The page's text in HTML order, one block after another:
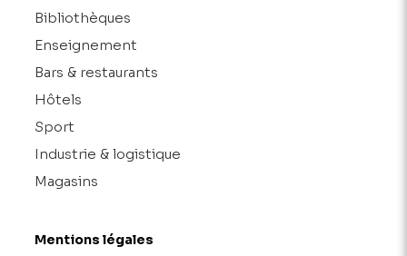
Bibliothèques
Enseignement
Bars & restaurants
Hôtels
Sport
Industrie & logistique
Magasins
Mentions légales